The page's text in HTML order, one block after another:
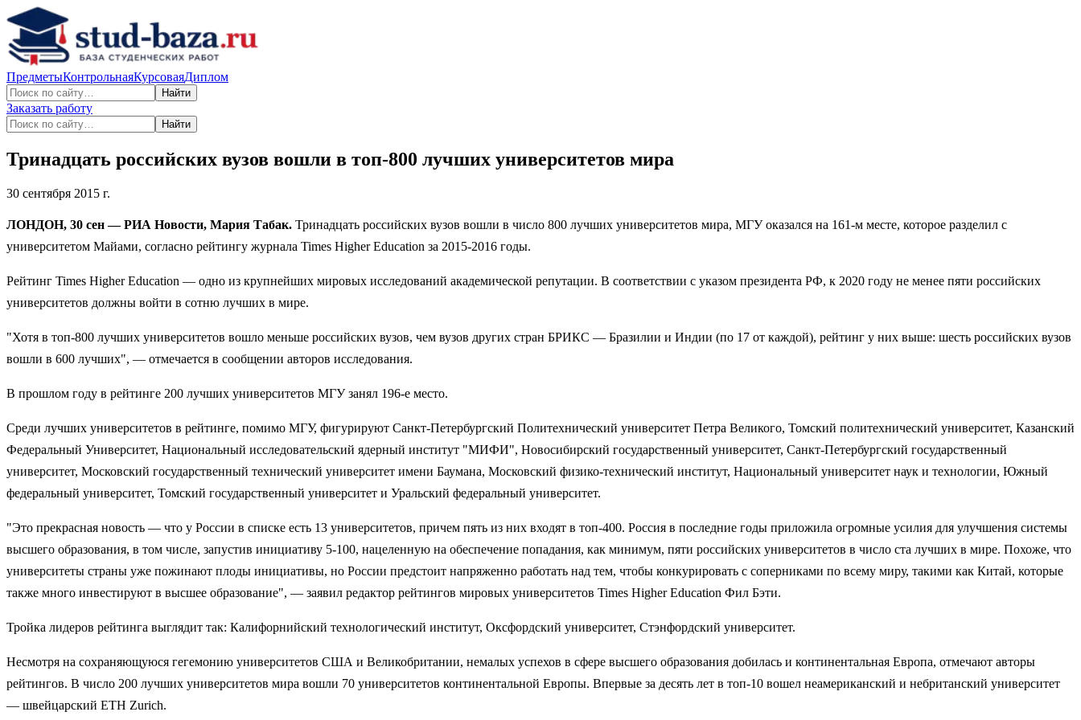
ПредметыКонтрольнаяКурсоваяДиплом
Найти
Заказать работу
Найти
Тринадцать российских вузов вошли в топ-800 лучших университетов мира
30 сентября 2015 г.
ЛОНДОН, 30 сен — РИА Новости, Мария Табак. Тринадцать российских вузов вошли в число 800 лучших университетов мира, МГУ оказался на 161-м месте, которое разделил с
университетом Майами, согласно рейтингу журнала Times Higher Education за 2015-2016 годы.
Рейтинг Times Higher Education — одно из крупнейших мировых исследований академической репутации. В соответствии с указом президента РФ, к 2020 году не менее пяти российских
университетов должны войти в сотню лучших в мире.
"Хотя в топ-800 лучших университетов вошло меньше российских вузов, чем вузов других стран БРИКС — Бразилии и Индии (по 17 от каждой), рейтинг у них выше: шесть российских вузов
вошли в 600 лучших", — отмечается в сообщении авторов исследования.
В прошлом году в рейтинге 200 лучших университетов МГУ занял 196-е место.
Среди лучших университетов в рейтинге, помимо МГУ, фигурируют Санкт-Петербургский Политехнический университет Петра Великого, Томский политехнический университет, Казанский
Федеральный Университет, Национальный исследовательский ядерный институт "МИФИ", Новосибирский государственный университет, Санкт-Петербургский государственный
университет, Московский государственный технический университет имени Баумана, Московский физико-технический институт, Национальный университет наук и технологии, Южный
федеральный университет, Томский государственный университет и Уральский федеральный университет.
"Это прекрасная новость — что у России в списке есть 13 университетов, причем пять из них входят в топ-400. Россия в последние годы приложила огромные усилия для улучшения системы
высшего образования, в том числе, запустив инициативу 5-100, нацеленную на обеспечение попадания, как минимум, пяти российских университетов в число ста лучших в мире. Похоже, что
университеты страны уже пожинают плоды инициативы, но России предстоит напряженно работать над тем, чтобы конкурировать с соперниками по всему миру, такими как Китай, которые
также много инвестируют в высшее образование", — заявил редактор рейтингов мировых университетов Times Higher Education Фил Бэти.
Тройка лидеров рейтинга выглядит так: Калифорнийский технологический институт, Оксфордский университет, Стэнфордский университет.
Несмотря на сохраняющуюся гегемонию университетов США и Великобритании, немалых успехов в сфере высшего образования добилась и континентальная Европа, отмечают авторы
рейтингов. В число 200 лучших университетов мира вошли 70 университетов континентальной Европы. Впервые за десять лет в топ-10 вошел неамериканский и небританский университет
— швейцарский ETH Zurich.